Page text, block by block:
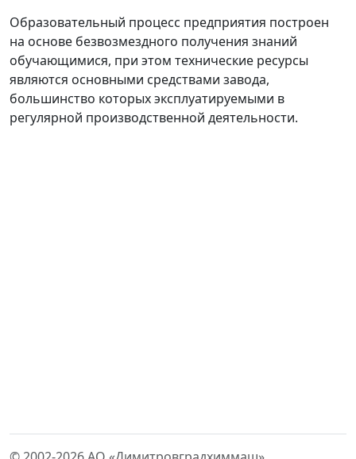
Образовательный процесс предприятия построен
на основе безвозмездного получения знаний
обучающимися, при этом технические ресурсы
являются основными средствами завода,
большинство которых эксплуатируемыми в
регулярной производственной деятельности.